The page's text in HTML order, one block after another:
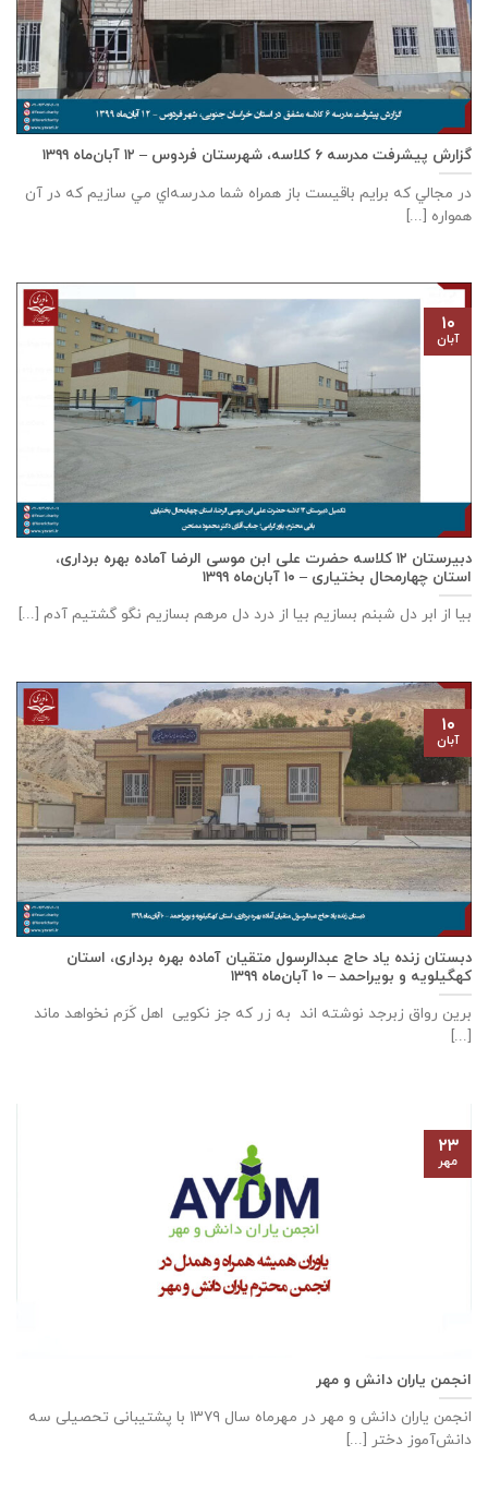
گزارش پیشرفت مدرسه ٦ كلاسه، شهرستان فردوس – ۱۲ آبان‌ماه ۱۳۹۹
در مجالي که برايم باقيست باز همراه شما مدرسه‌اي مي سازيم که در آن
همواره [...]
دبيرستان ١٢ كلاسه حضرت علی ابن موسی الرضا آماده بهره برداری،
استان چهارمحال بختياری – ۱۰ آبان‌ماه ۱۳۹۹
بیا از ابر دل شبنم بسازیم بیا از درد دل مرهم بسازیم نگو گشتیم آدم [...]
۱۰
آبان
دبستان زنده ياد حاج عبدالرسول متقيان آماده بهره برداری، استان
كهگيلويه و بويراحمد – ۱۰ آبان‌ماه ۱۳۹۹
برین رواق زبرجد نوشته اند به زر که جز نکویی اهل کَرَم نخواهد ماند
[...]
۱۰
آبان
انجمن یاران دانش و مهر
انجمن یاران دانش و مهر در مهرماه سال ۱۳۷۹ با پشتیبانی تحصیلی سه
دانش‌آموز دختر [...]
۲۳
مهر